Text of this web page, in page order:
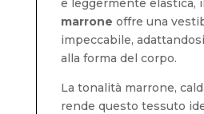
e leggermente elastica, il
marrone offre una
impeccabile,
alla forma del corpo.
La tonalità marrone,
rende questo tessuto